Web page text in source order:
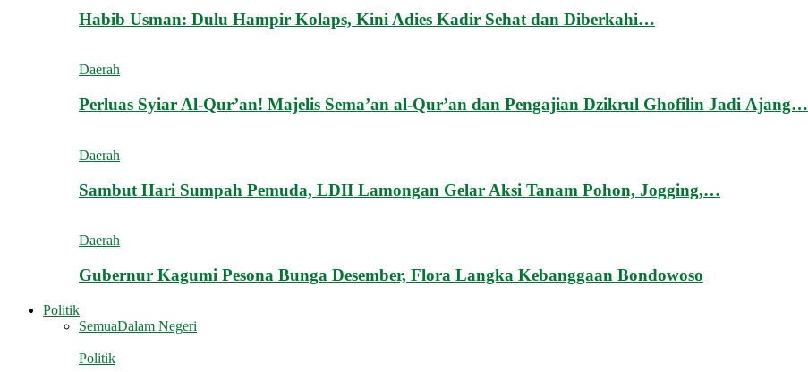
Habib Usman: Dulu Hampir Kolaps, Kini Adies Kadir Sehat dan Diberkahi…
Daerah
Perluas Syiar Al-Qur’an! Majelis Sema’an al-Qur’an dan Pengajian Dzikrul Ghofilin Jadi Ajang…
Daerah
Sambut Hari Sumpah Pemuda, LDII Lamongan Gelar Aksi Tanam Pohon, Jogging,…
Daerah
Gubernur Kagumi Pesona Bunga Desember, Flora Langka Kebanggaan Bondowoso
Politik
SemuaDalam Negeri
Politik